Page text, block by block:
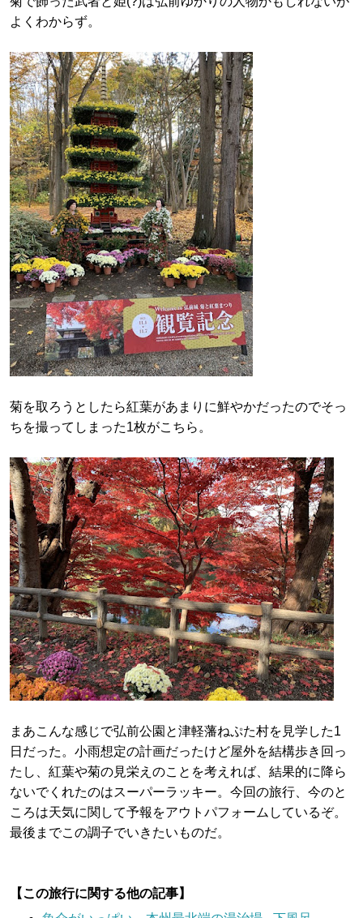
よくわからず。
菊を取ろうとしたら紅葉があまりに鮮やかだったのでそっ
ちを撮ってしまった1枚がこちら。
まあこんな感じで弘前公園と津軽藩ねぷた村を見学した1
日だった。小雨想定の計画だったけど屋外を結構歩き回っ
たし、紅葉や菊の見栄えのことを考えれば、結果的に降ら
ないでくれたのはスーパーラッキー。今回の旅行、今のと
ころは天気に関して予報をアウトパフォームしているぞ。
最後までこの調子でいきたいものだ。
【この旅行に関する他の記事】